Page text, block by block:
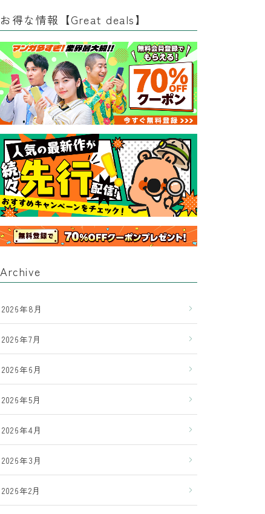
お得な情報【Great deals】
Archive
2026年8月
2026年7月
2026年6月
2026年5月
2026年4月
2026年3月
2026年2月